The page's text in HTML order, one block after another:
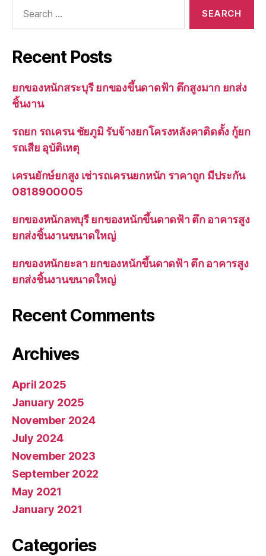
Recent Posts
ยกของหนักสระบุรี ยกของขึ้นดาดฟ้า ตึกสูงมาก ยกส่ง
ชิ้นงาน
รถยก รถเครน ชัยภูมิ รับจ้างยกโครงหลังคาติดตั้ง กู้ยก
รถเสีย อุบัติเหตุ
เครนยักษ์ยกสูง เช่ารถเครนยกหนัก ราคาถูก มีประกัน
0818900005
ยกของหนักลพบุรี ยกของหนักขึ้นดาดฟ้า ตึก อาคารสูง
ยกส่งชิ้นงานขนาดใหญ่
ยกของหนักยะลา ยกของหนักขึ้นดาดฟ้า ตึก อาคารสูง
ยกส่งชิ้นงานขนาดใหญ่
Recent Comments
Archives
April 2025
January 2025
November 2024
July 2024
November 2023
September 2022
May 2021
January 2021
Categories